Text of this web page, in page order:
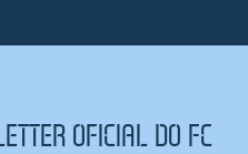
OFICIAL DO FC